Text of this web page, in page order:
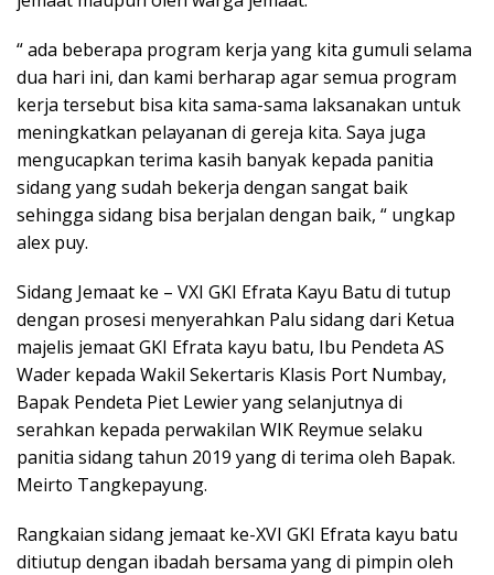
“ ada beberapa program kerja yang kita gumuli selama
dua hari ini, dan kami berharap agar semua program
kerja tersebut bisa kita sama-sama laksanakan untuk
meningkatkan pelayanan di gereja kita. Saya juga
mengucapkan terima kasih banyak kepada panitia
sidang yang sudah bekerja dengan sangat baik
sehingga sidang bisa berjalan dengan baik, “ ungkap
alex puy.
Sidang Jemaat ke – VXI GKI Efrata Kayu Batu di tutup
dengan prosesi menyerahkan Palu sidang dari Ketua
majelis jemaat GKI Efrata kayu batu, Ibu Pendeta AS
Wader kepada Wakil Sekertaris Klasis Port Numbay,
Bapak Pendeta Piet Lewier yang selanjutnya di
serahkan kepada perwakilan WIK Reymue selaku
panitia sidang tahun 2019 yang di terima oleh Bapak.
Meirto Tangkepayung.
Rangkaian sidang jemaat ke-XVI GKI Efrata kayu batu
ditiutup dengan ibadah bersama yang di pimpin oleh